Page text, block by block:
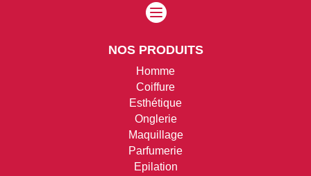

NOS PRODUITS
Homme
Coiffure
Esthétique
Onglerie
Maquillage
Parfumerie
Epilation